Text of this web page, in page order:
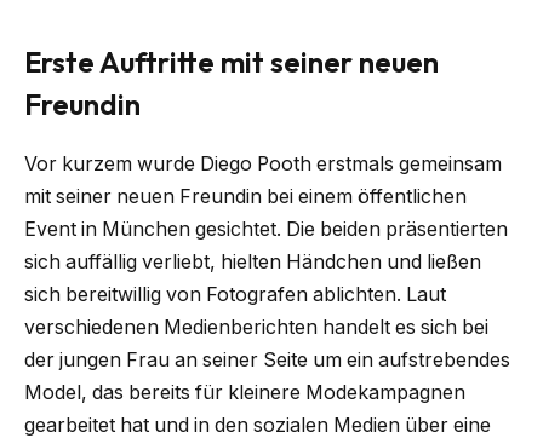
Erste Auftritte mit seiner neuen
Freundin
Vor kurzem wurde Diego Pooth erstmals gemeinsam
mit seiner neuen Freundin bei einem öffentlichen
Event in München gesichtet. Die beiden präsentierten
sich auffällig verliebt, hielten Händchen und ließen
sich bereitwillig von Fotografen ablichten. Laut
verschiedenen Medienberichten handelt es sich bei
der jungen Frau an seiner Seite um ein aufstrebendes
Model, das bereits für kleinere Modekampagnen
gearbeitet hat und in den sozialen Medien über eine